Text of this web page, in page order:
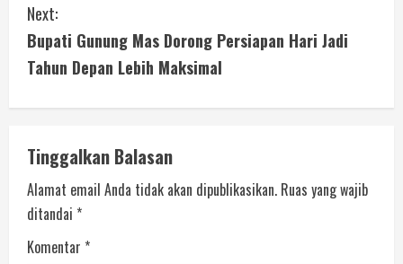
Next:
Bupati Gunung Mas Dorong Persiapan Hari Jadi
Tahun Depan Lebih Maksimal
Tinggalkan Balasan
Alamat email Anda tidak akan dipublikasikan. Ruas yang wajib
ditandai *
Komentar *